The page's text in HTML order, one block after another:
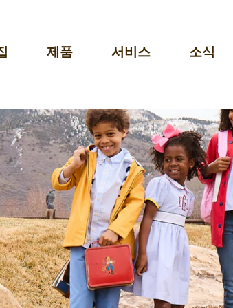
제품 서비스 소식